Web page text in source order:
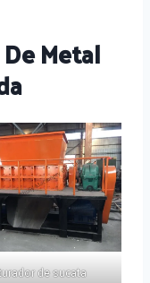
Metal
de sucata